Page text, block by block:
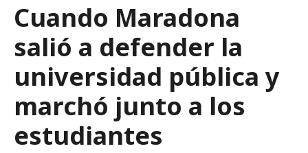
Cuando Maradona
salió a defender la
universidad pública y
marchó junto a los
estudiantes